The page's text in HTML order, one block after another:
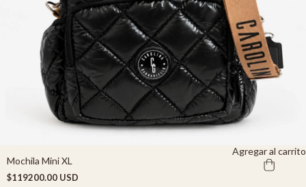
Mochila Mini XL
$119200.00 USD
Agregar al carrito